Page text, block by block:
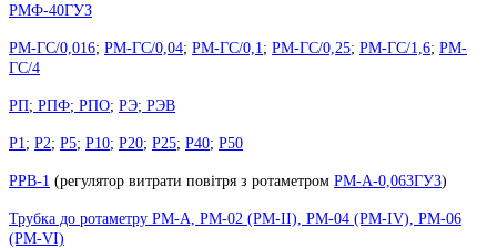
РМФ-40ГУЗ
РМ-ГС/0,016; РМ-ГС/0,04; РМ-ГС/0,1 ; РМ-ГС/0,25; РМ-ГС/1,6; РМ-
ГС/4
РП; РПФ; РПО; РЭ; РЭВ
Р1 ; Р2; Р5; Р10; Р20; Р25; Р40; Р50
РРВ-1 (регулятор витрати повітря з ротаметром РМ-А-0,063ГУЗ)
Трубка до ротаметру РМ-А, РМ-02 (РМ-II), РМ-04 (РМ-IV), РМ-06
(РМ-VI)